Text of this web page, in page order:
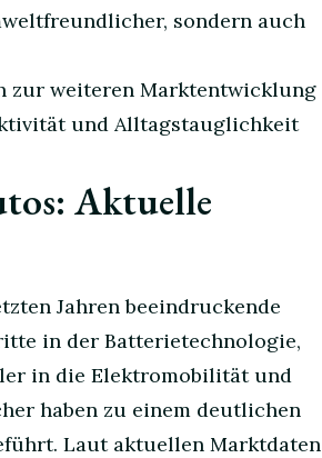
sondern auch
zur weiteren Marktentwicklung
und Alltagstauglichkeit
Aktuelle
Jahren beeindruckende
in der Batterietechnologie,
in die Elektromobilität und
haben zu einem deutlichen
Laut aktuellen Marktdaten